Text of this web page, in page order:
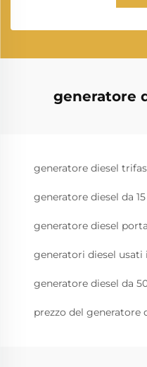
generatore
generatore diesel
generatore diesel da
generatore diesel
generatori diesel
generatore diesel da
prezzo del generatore